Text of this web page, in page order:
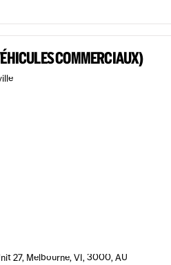
COMMERCIAUX)
27, Melbourne, VI, 3000, AU